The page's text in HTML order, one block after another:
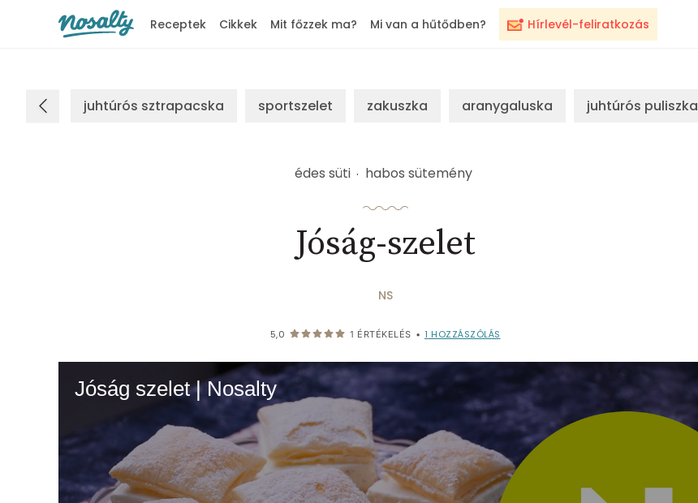
Hírlevél-feliratkozás
Receptek Cikkek Mit főzzek ma? Mi van a hűtődben?
juhtúrós sztrapacska sportszelet zakuszka aranygaluska juhtúrós puliszka
édes süti habos sütemény
Jóság-szelet
NS
5,0 1 ÉRTÉKELÉS • 1 HOZZÁSZÓLÁS
Jóság szelet | Nosalty